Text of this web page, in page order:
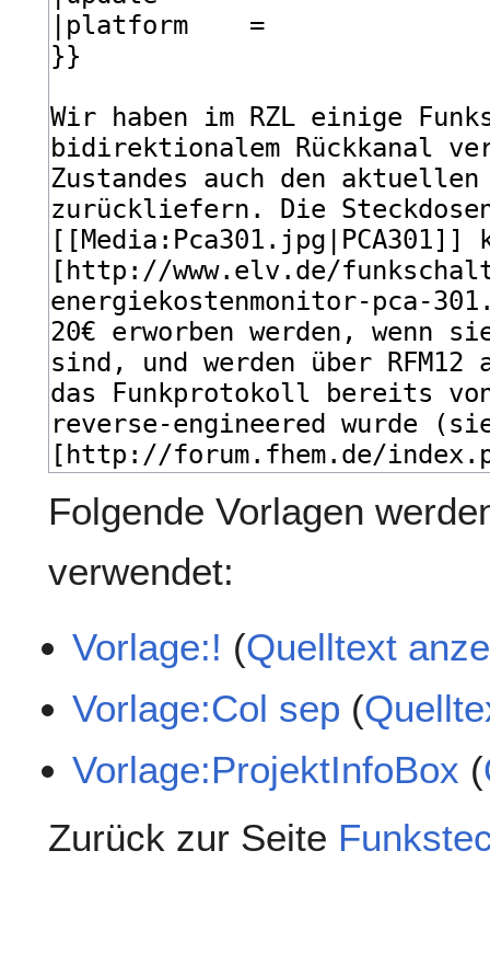
Folgende Vorlagen
verwendet:
Vorlage:! (Quelltext
Vorlage:Col sep (
Vorlage:ProjektInfoBox (
Zurück zur Seite